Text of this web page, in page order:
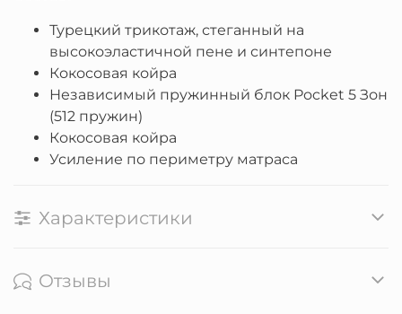
Турецкий трикотаж, стеганный на
высокоэластичной пене и синтепоне
Кокосовая койра
Независимый пружинный блок Pocket 5 Зон
(512 пружин)
Кокосовая койра
Усиление по периметру матраса
Характеристики
Отзывы